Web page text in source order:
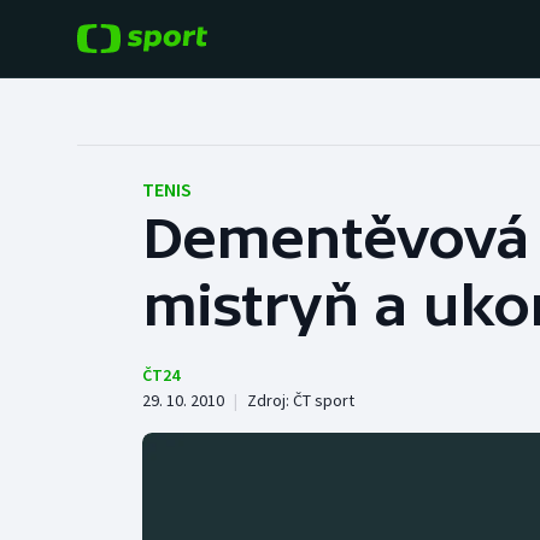
Hokej
Tenis
Cyklistika
Baseball a softbal
Basketbal
Boby a skeleton
TENIS
mistryň a
ČT24
29. 10. 2010 | Zdroj: ČT sport